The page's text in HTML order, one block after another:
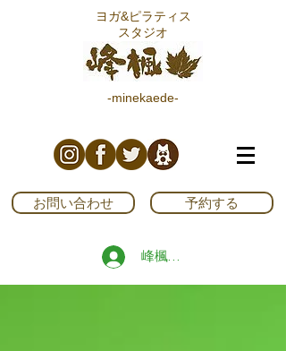
ヨガ&ピラティス
スタジオ
-minekaede-
お問い合わせ 予約する
峰楓ブログ読者登録する